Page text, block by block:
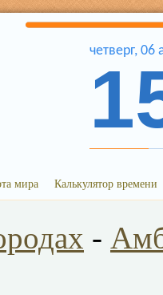
четверг, 06
мира Калькулятор времени
-